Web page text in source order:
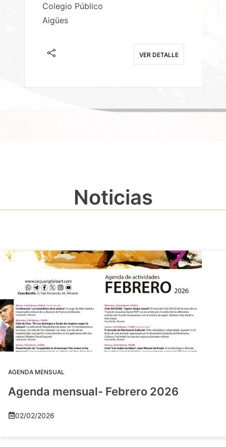
Colegio Público
Aigües
VER DETALLE
Noticias
AGENDA MENSUAL
Agenda mensual- Febrero 2026
02/02/2026